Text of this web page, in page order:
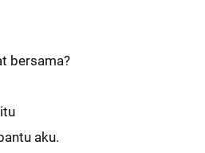
bersama?
aku.